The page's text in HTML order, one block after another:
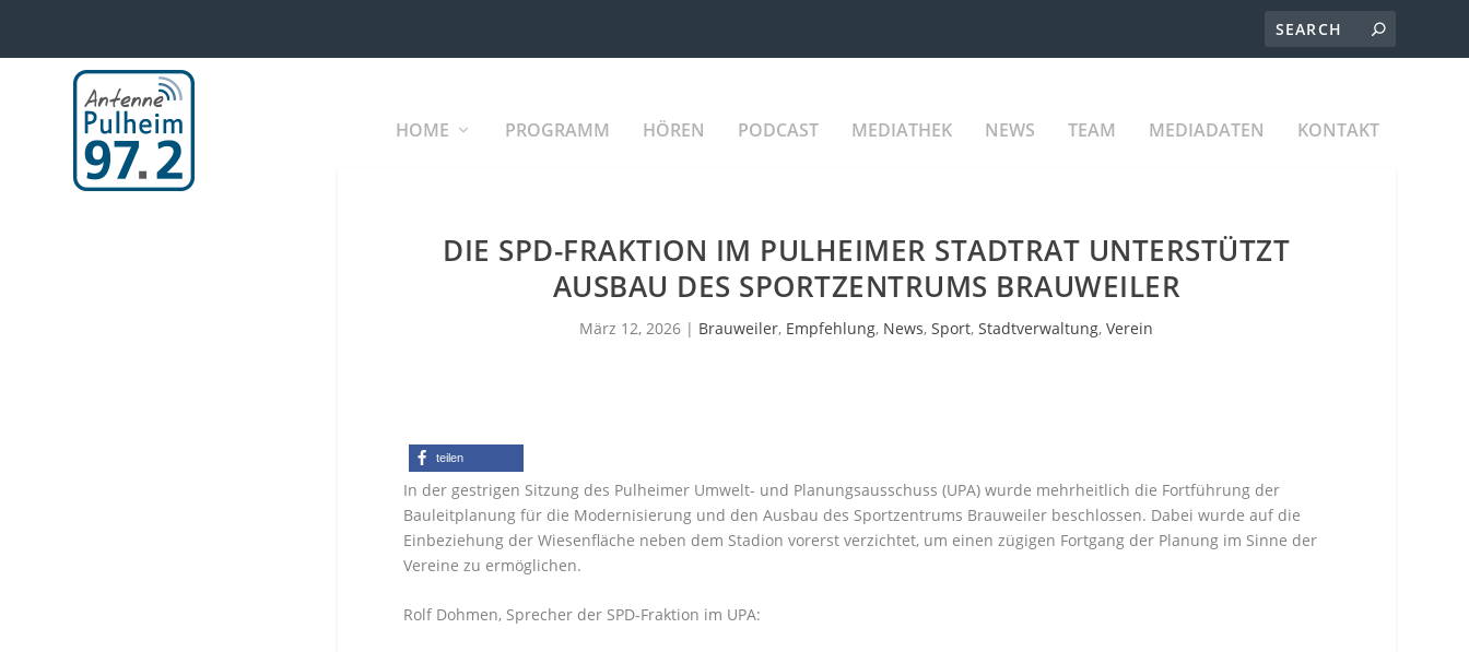
HOME PROGRAMM HÖREN PODCAST MEDIATHEK NEWS TEAM MEDIADATEN KONTAKT
DIE SPD-FRAKTION IM PULHEIMER STADTRAT UNTERSTÜTZT
AUSBAU DES SPORTZENTRUMS BRAUWEILER
März 12, 2026 | Brauweiler, Empfehlung, News,Sport,Stadtverwaltung,Verein
teilen
In der gestrigen Sitzung des Pulheimer Umwelt- und Planungsausschuss (UPA) wurde mehrheitlich die Fortführung der
Bauleitplanung für die Modernisierung und den Ausbau des Sportzentrums Brauweiler beschlossen. Dabei wurde auf die
Einbeziehung der Wiesenfläche neben dem Stadion vorerst verzichtet, um einen zügigen Fortgang der Planung im Sinne der
Vereine zu ermöglichen.
Rolf Dohmen, Sprecher der SPD-Fraktion im UPA: